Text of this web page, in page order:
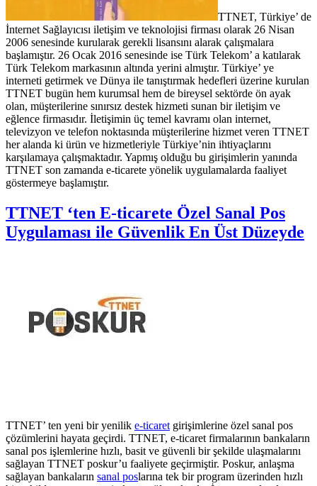
TTNET, Türkiye’ de
İnternet Sağlayıcısı iletişim ve teknolojisi firması olarak 26 Nisan
2006 senesinde kurularak gerekli lisansını alarak çalışmalara
başlamıştır. 26 Ocak 2016 senesinde ise Türk Telekom’ a katılarak
Türk Telekom markasının altında yerini almıştır. Türkiye’ ye
interneti getirmek ve Dünya ile tanıştırmak hedefleri üzerine kurulan
TTNET bugün hem kurumsal hem de bireysel sektörde ön ayak
olan, müşterilerine sınırsız destek hizmeti sunan bir iletişim ve
eğlence firmasıdır. İletişimin üç temel kavramı olan internet,
televizyon ve telefon noktasında müşterilerine hizmet veren TTNET
her alanda ki ürün ve hizmetleriyle Türkiye’nin ihtiyaçlarını
karşılamaya çalışmaktadır. Yapmış olduğu bu girişimlerin yanında
TTNET son zamanda e-ticarete yönelik uygulamalarda faaliyet
göstermeye başlamıştır.
TTNET ‘ten E-ticarete Özel Sanal Pos
Uygulaması ile Güvenlik En Üst Düzeyde
TTNET’ ten yeni bir yenilik e-ticaretgirişimlerine özel sanal pos
çözümlerini hayata geçirdi. TTNET, e-ticaret firmalarının bankaların
sanal pos işlemlerine hızlı, basit ve güvenli bir şekilde ulaşmalarını
sağlayan TTNET poskur’u faaliyete geçirmiştir. Poskur, anlaşma
sağlayan bankaların sanal poslarına tek bir program üzerinden hızlı